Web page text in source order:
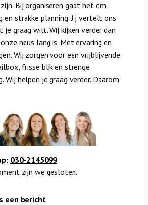
Bij organiseren gaat het om
en strakke planning. Jij vertelt ons
graag wilt. Wij kijken verder dan
neus lang is. Met ervaring en
Wij zorgen voor een vrijblijvende
frisse blik en strenge
Wij helpen je graag verder. Daarom
030-2145099
zijn we gesloten.
een bericht